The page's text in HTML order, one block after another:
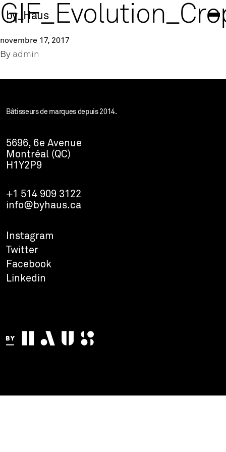
by_Haus
novembre 17, 2017
By admin
Bâtisseurs de marques depuis 2014.
5696, 6e Avenue
Montréal (QC)
H1Y2P9
+1 514 909 3122
info@byhaus.ca
Instagram
Twitter
Facebook
Linkedin